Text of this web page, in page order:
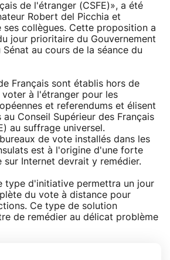
de l'étranger (CSFE)», a été
Robert del Picchia et
ses collègues. Cette proposition a
jour prioritaire du Gouvernement
au cours de la séance du
Français sont établis hors de
voter à l'étranger pour les
et referendums et élisent
au Conseil Supérieur des Français
au suffrage universel.
de vote installés dans les
est à l'origine d'une forte
sur Internet devrait y remédier.
type d'initiative permettra un jour
du vote à distance pour
Ce type de solution
de remédier au délicat problème